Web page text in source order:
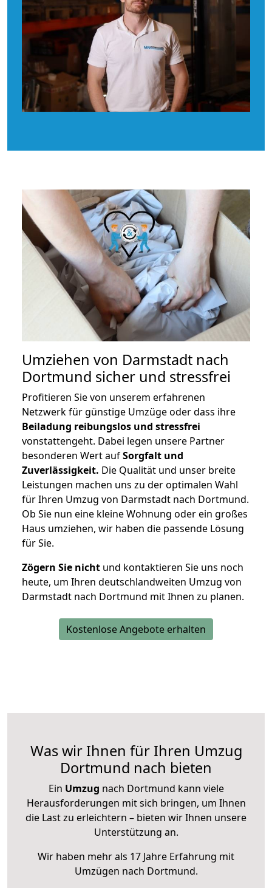
Umziehen von Darmstadt nach
Dortmund sicher und stressfrei
Profitieren Sie von unserem erfahrenen
Netzwerk für günstige Umzüge oder dass ihre
Beiladung reibungslos und stressfrei
vonstattengeht. Dabei legen unsere Partner
besonderen Wert aufSorgfalt und
Zuverlässigkeit. Die Qualität und unser breite
Leistungen machen uns zu der optimalen Wahl
für Ihren Umzug von Darmstadt nach Dortmund.
Ob Sie nun eine kleine Wohnung oder ein großes
Haus umziehen, wir haben die passende Lösung
für Sie.
Zögern Sie nicht und kontaktieren Sie uns noch
heute, um Ihren deutschlandweiten Umzug von
Darmstadt nach Dortmund mit Ihnen zu planen.
Kostenlose Angebote erhalten
Was wir Ihnen für Ihren Umzug
Dortmund nach bieten
Ein Umzug nach Dortmund kann viele
Herausforderungen mit sich bringen, um Ihnen
die Last zu erleichtern – bieten wir Ihnen unsere
Unterstützung an.
Wir haben mehr als 17 Jahre Erfahrung mit
Umzügen nach Dortmund.